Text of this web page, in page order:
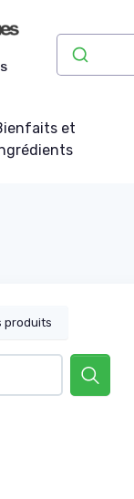
et
produits